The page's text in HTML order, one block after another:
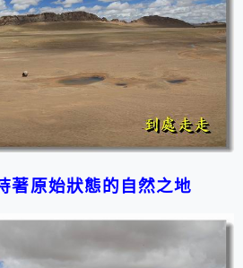
著原始狀態的自然之地